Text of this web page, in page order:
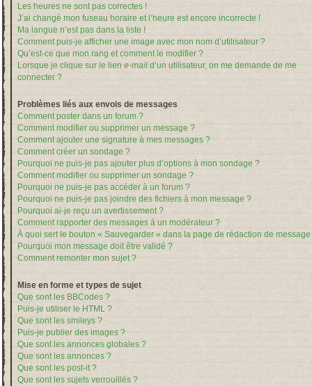
Les heures ne sont pas correctes !
J’ai changé mon fuseau horaire et l’heure est encore incorrecte !
Ma langue n’est pas dans la liste !
Comment puis-je afficher une image avec mon nom d’utilisateur ?
Qu’est-ce que mon rang et comment le modifier ?
Lorsque je clique sur le lien e-mail d’un utilisateur, on me demande de me
connecter ?
Problèmes liés aux envois de messages
Comment poster dans un forum ?
Comment modifier ou supprimer un message ?
Comment ajouter une signature à mes messages ?
Comment créer un sondage ?
Pourquoi ne puis-je pas ajouter plus d’options à mon sondage ?
Comment modifier ou supprimer un sondage ?
Pourquoi ne puis-je pas accéder à un forum ?
Pourquoi ne puis-je pas joindre des fichiers à mon message ?
Pourquoi ai-je reçu un avertissement ?
Comment rapporter des messages à un modérateur ?
À quoi sert le bouton « Sauvegarder » dans la page de rédaction de message
Pourquoi mon message doit être validé ?
Comment remonter mon sujet ?
Mise en forme et types de sujet
Que sont les BBCodes ?
Puis-je utiliser le HTML ?
Que sont les smileys ?
Puis-je publier des images ?
Que sont les annonces globales ?
Que sont les annonces ?
Que sont les post-it ?
Que sont les sujets verrouillés ?